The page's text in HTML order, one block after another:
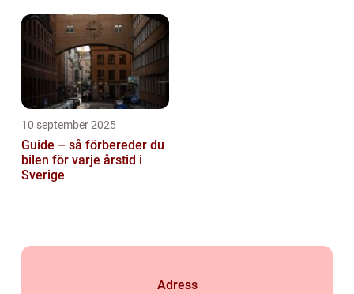
10 september 2025
Guide – så förbereder du
bilen för varje årstid i
Sverige
Adress